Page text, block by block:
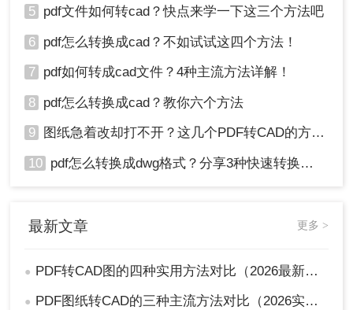
5 pdf文件如何转cad？快点来学一下这三个方法吧
6 pdf怎么转换成cad？不如试试这四个方法！
7 pdf如何转成cad文件？4种主流方法详解！
8 pdf怎么转换成cad？教你六个方法
9 图纸急着改却打不开？这几个PDF转CAD的方法真管用！
10 pdf怎么转换成dwg格式？分享3种快速转换方法！
最新文章 更多 >
● PDF转CAD图的四种实用方法对比（2026最新版）：按需选择，效率至上！
● PDF图纸转CAD的三种主流方法对比（2026实用版）：选对工具效率翻倍！